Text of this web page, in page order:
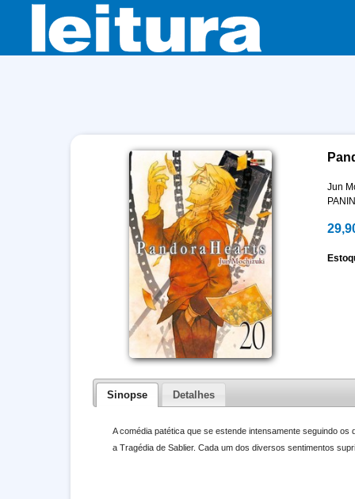
Jun
Sinopse Detalhes
A comédia patética que se estende intensamente seguindo
a Tragédia de Sablier. Cada um dos diversos sentimentos